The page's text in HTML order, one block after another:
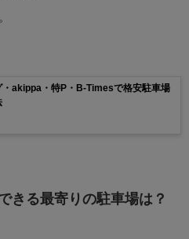
・akippa・特P・B-Timesで格安駐車場
きる最寄りの駐車場は？